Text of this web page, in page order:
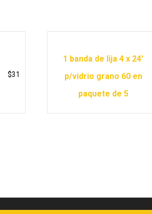
$31
1 banda de lija 4 x 24′
p/vidrio grano 60 en
paquete de 5